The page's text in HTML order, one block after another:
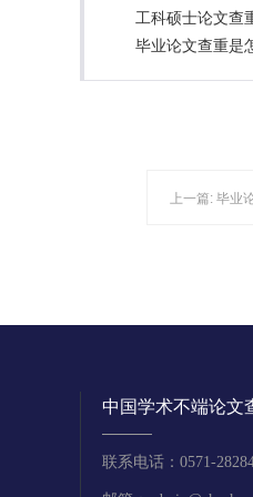
工科硕士论文查
毕业论文查重是
上一篇: 毕业
中国学术不端论文
联系电话：0571-